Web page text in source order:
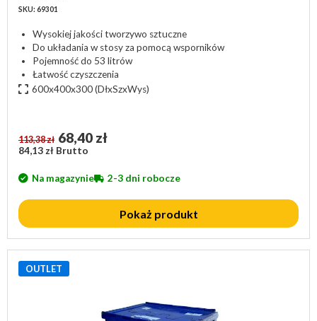
SKU: 69301
Wysokiej jakości tworzywo sztuczne
Do układania w stosy za pomocą wsporników
Pojemność do 53 litrów
Łatwość czyszczenia
600x400x300(DłxSzxWys)
113,38 zł 68,40 zł
84,13 zł Brutto
Na magazynie 2-3 dni robocze
Pokaż produkt
OUTLET